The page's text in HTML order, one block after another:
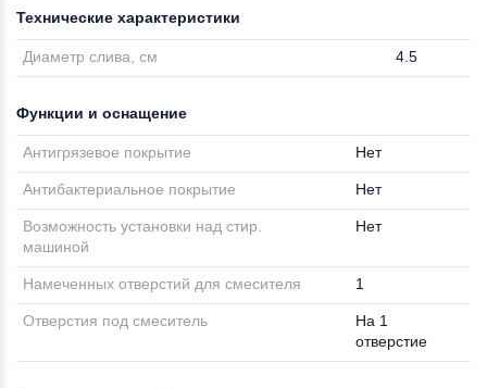
Технические характеристики
Диаметр слива, см 4.5
Функции и оснащение
Антигрязевое покрытие Нет
Антибактериальное покрытие Нет
Возможность установки над стир.
машиной
Нет
Намеченных отверстий для смесителя 1
Отверстия под смеситель
На 1
отверстие